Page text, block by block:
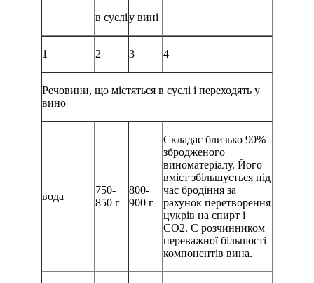
в сусліу вині
1 2 3 4
Речовини, що містяться в суслі і переходять у
вино
вода
750-
850 г
800-
900 г
Складає близько 90%
збродженого
виноматеріалу. Його
вміст збільшується під
час бродіння за
рахунок перетворення
цукрів на спирт і
СО2. Є розчинником
переважної більшості
компонентів вина.